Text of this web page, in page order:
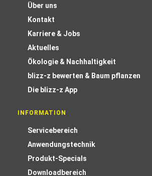
Über uns
Kontakt
Karriere & Jobs
Aktuelles
Ökologie & Nachhaltigkeit
blizz-z bewerten & Baum pflanzen
Die blizz-z App
INFORMATION
Servicebereich
Anwendungstechnik
Produkt-Specials
Downloadbereich